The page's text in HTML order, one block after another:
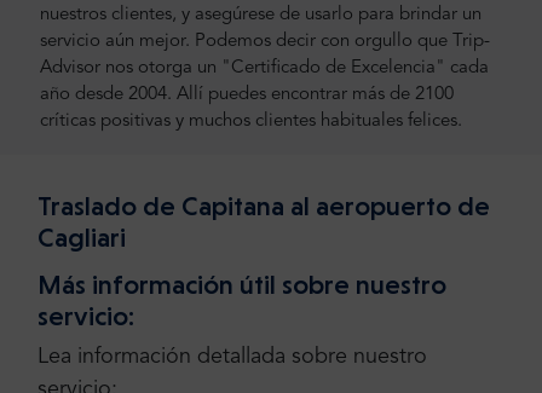
nuestros clientes, y asegúrese de usarlo para brindar un
servicio aún mejor. Podemos decir con orgullo que Trip-
Advisor nos otorga un "Certificado de Excelencia" cada
año desde 2004. Allí puedes encontrar más de 2100
críticas positivas y muchos clientes habituales felices.
Traslado de Capitana al aeropuerto de
Cagliari
Más información útil sobre nuestro
servicio:
Lea información detallada sobre nuestro